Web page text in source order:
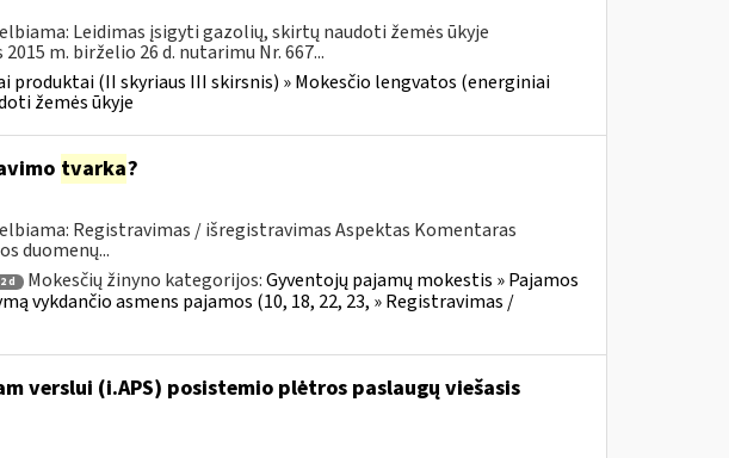
Leidimas įsigyti gazolių, skirtų naudoti žemės ūkyje
m. birželio 26 d. nutarimu Nr. 667...
produktai (II skyriaus III skirsnis) » Mokesčio lengvatos (energiniai
žemės ūkyje
tvarka?
Registravimas / išregistravimas Aspektas Komentaras
duomenų...
d Mokesčių žinyno kategorijos:Gyventojų pajamų mokestis » Pajamos
vykdančio asmens pajamos (10, 18, 22, 23, » Registravimas /
verslui (i.APS) posistemio plėtros paslaugų viešasis